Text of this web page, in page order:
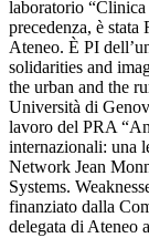
laboratorio
precedenza, è
Ateneo. È PI
solidarities and
the urban and the
Università di
lavoro del PRA
internazionali: una
Network Jean
Systems.
finanziato dalla
delegata di Ateneo